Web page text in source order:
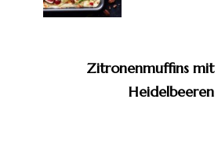
Zitronenmuffins mit
Heidelbeeren